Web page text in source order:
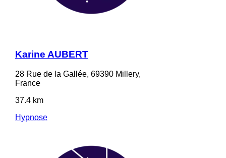
Karine AUBERT
28 Rue de la Gallée, 69390 Millery,
France
37.4 km
Hypnose